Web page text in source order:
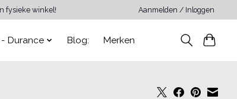
fysieke winkel! Aanmelden / Inloggen
Durance Blog: Merken